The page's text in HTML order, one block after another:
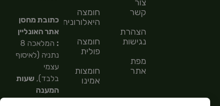
צור
קשר
הצהרת
נגישות
מפת
אתר
חומצה
היאלורונית
חומצה
פולית
חומצות
אמינו
חומצות
כתובת מחסן
אתר האונליין
:
המלאכה 8
נתניה (לאיסוף
עצמי
בלבד),שעות
המענה